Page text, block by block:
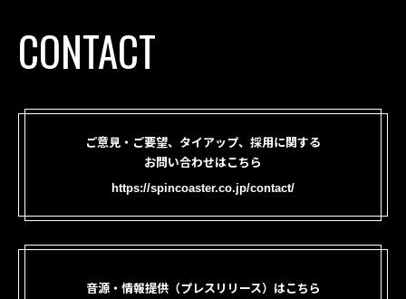
CONTACT
ご意見・ご要望、タイアップ、採用に関する
お問い合わせはこちら
https://spincoaster.co.jp/contact/
音源・情報提供（プレスリリース）はこちら